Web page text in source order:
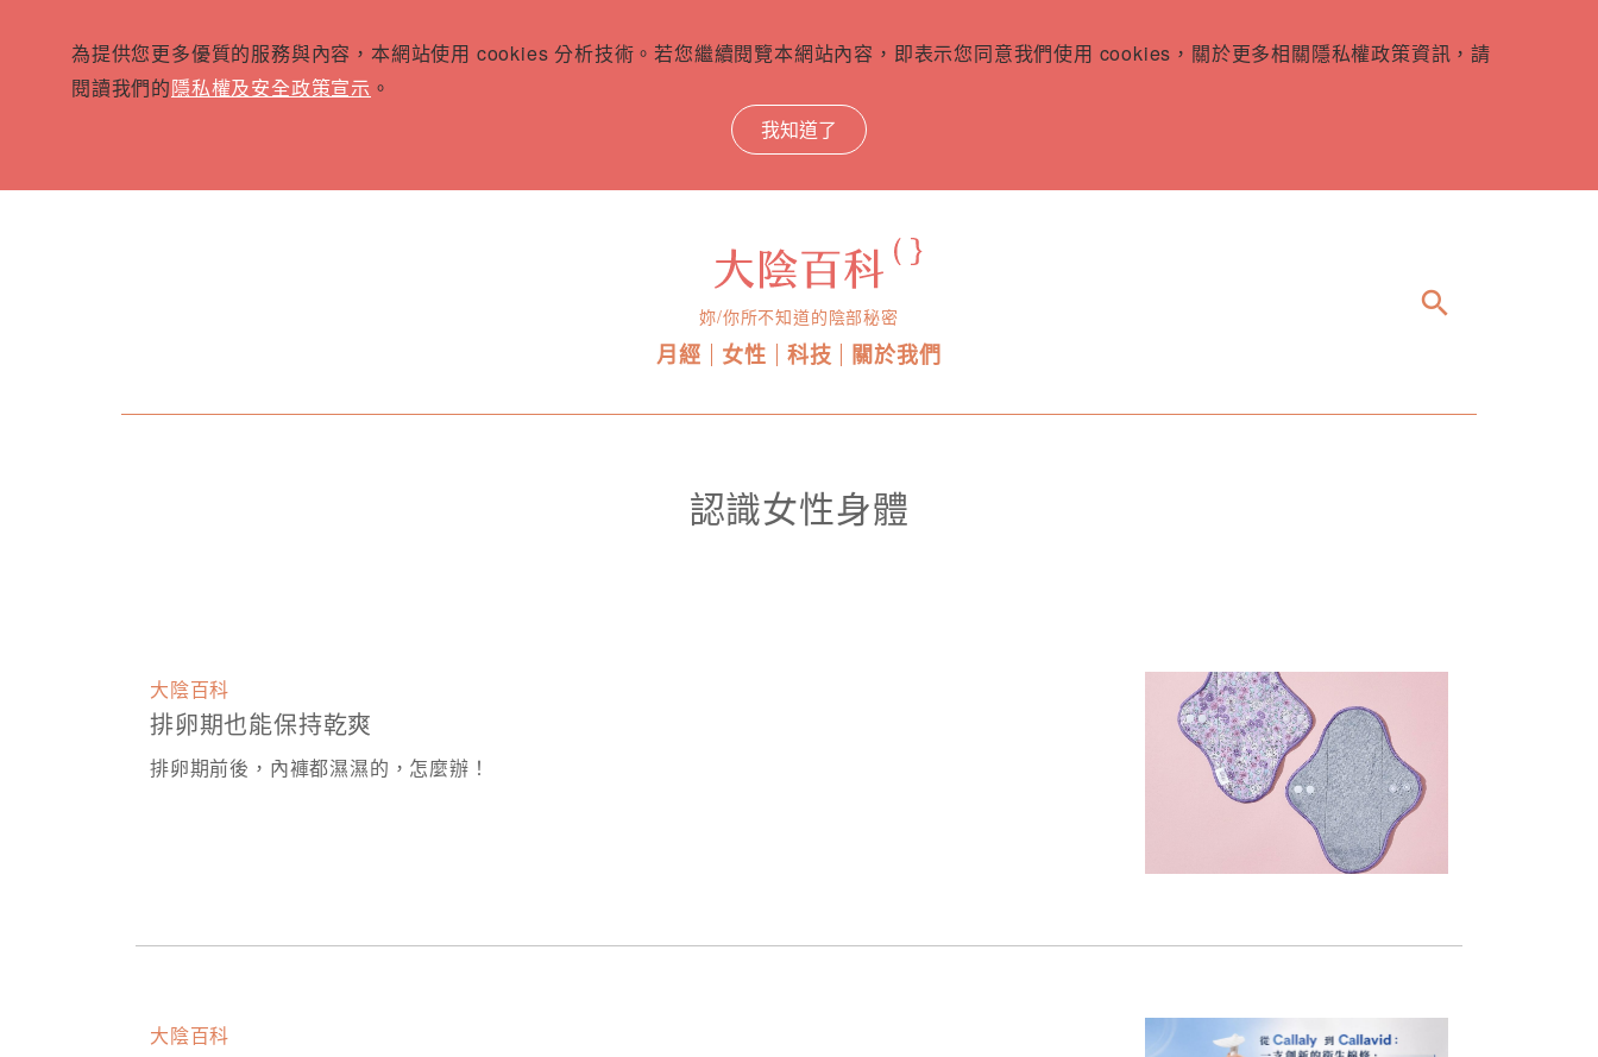
為提供您更多優質的服務與內容，本網站使用 cookies 分析技術。若您繼續閱覽本網站內容，即表示您同意我們使用 cookies，關於更多相關隱私權政策資訊，請
閱讀我們的隱私權及安全政策宣示 。
我知道了
妳/你所不知道的陰部秘密
月經 女性 科技 關於我們
search
認識女性身體
大陰百科
排卵期也能保持乾爽
排卵期前後，內褲都濕濕的，怎麼辦！
大陰百科